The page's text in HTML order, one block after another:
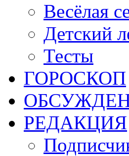
Весёлая
Детский
Тесты
ГОРОСКОП
РЕДАКЦИЯ